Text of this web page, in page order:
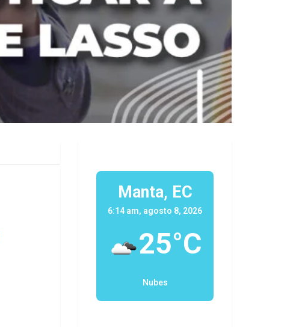
Manta, EC
6:14 am, agosto 8, 2026
25°C
Nubes